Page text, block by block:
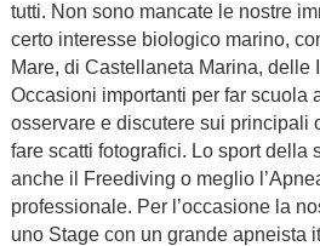
tutti. Non sono mancate le nostre
certo interesse biologico marino,
Mare, di Castellaneta Marina, delle
Occasioni importanti per far scuola
osservare e discutere sui principali
fare scatti fotografici. Lo sport della
anche il Freediving o meglio
professionale. Per l’occasione la
uno Stage con un grande apneista